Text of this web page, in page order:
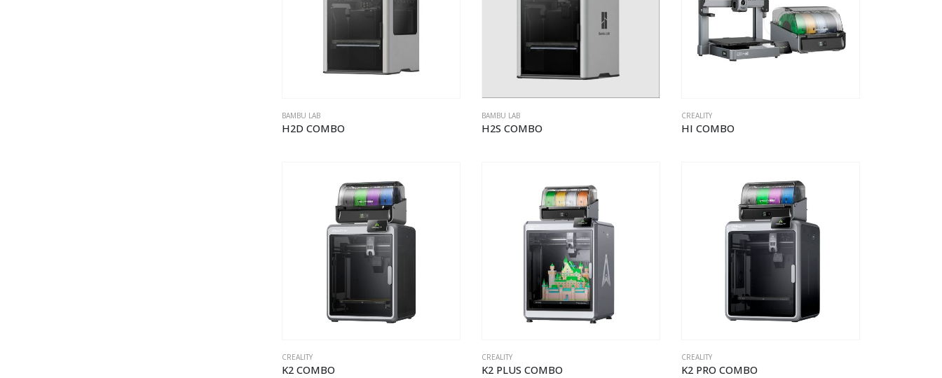
BAMBU LAB
H2D COMBO
BAMBU LAB
H2S COMBO
CREALITY
HI COMBO
CREALITY
K2 COMBO
CREALITY
K2 PLUS COMBO
CREALITY
K2 PRO COMBO